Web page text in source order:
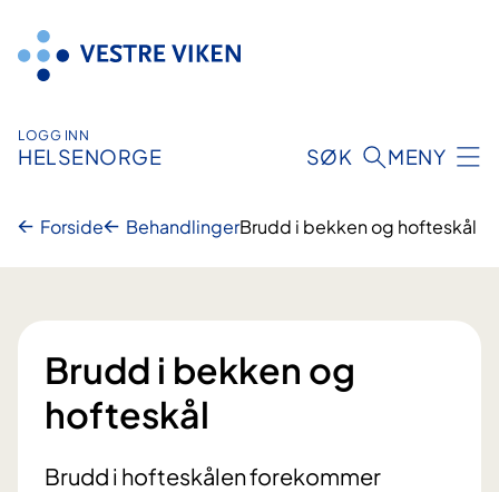
innhold
LOGG INN
HELSENORGE SØK MENY
Forside BehandlingerBrudd i bekken og hofteskål
Brudd i bekken og
hofteskål
Brudd i hofteskålen forekommer